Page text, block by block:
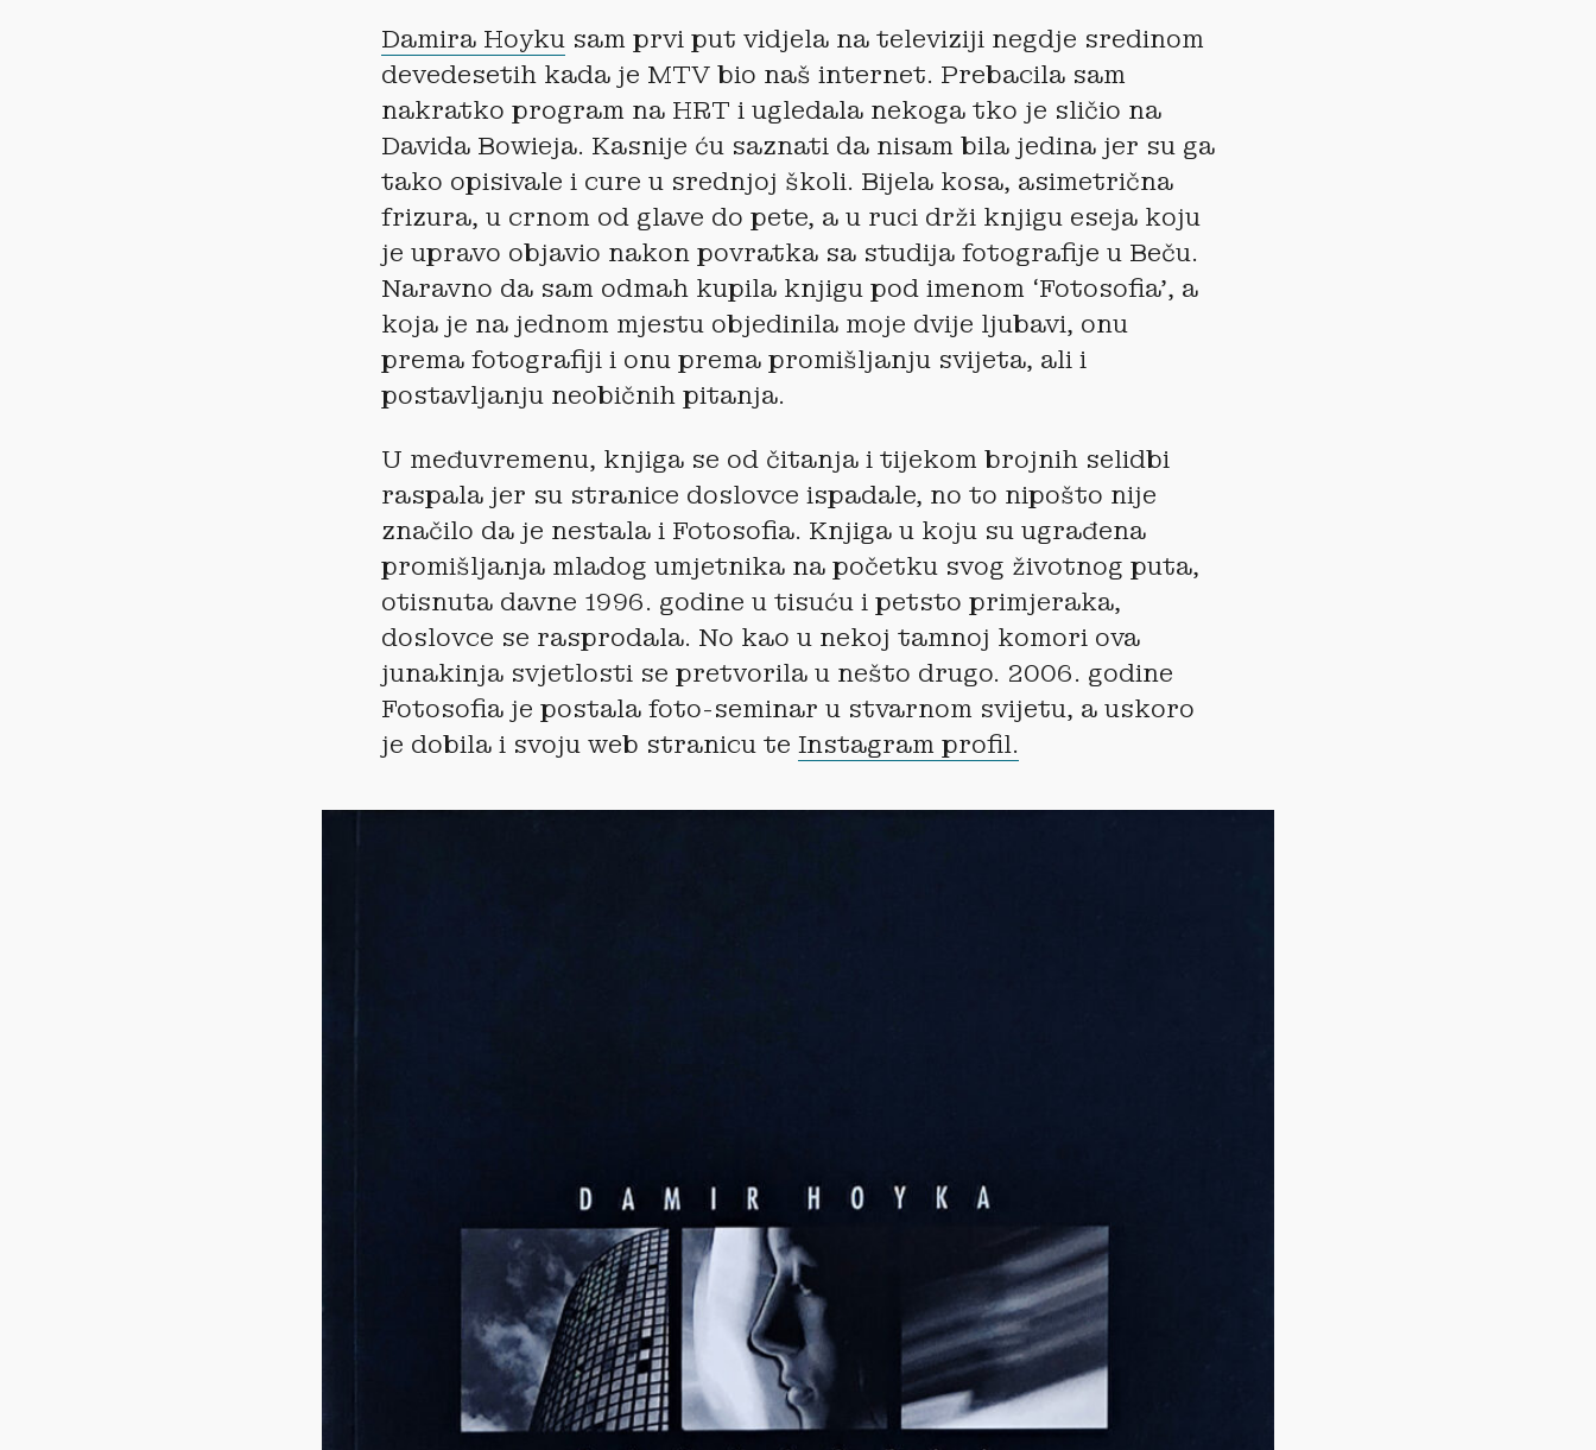
Damira Hoyku sam prvi put vidjela na televiziji negdje sredinom
devedesetih kada je MTV bio naš internet. Prebacila sam
nakratko program na HRT i ugledala nekoga tko je sličio na
Davida Bowieja. Kasnije ću saznati da nisam bila jedina jer su ga
tako opisivale i cure u srednjoj školi. Bijela kosa, asimetrična
frizura, u crnom od glave do pete, a u ruci drži knjigu eseja koju
je upravo objavio nakon povratka sa studija fotografije u Beču.
Naravno da sam odmah kupila knjigu pod imenom ‘Fotosofia’, a
koja je na jednom mjestu objedinila moje dvije ljubavi, onu
prema fotografiji i onu prema promišljanju svijeta, ali i
postavljanju neobičnih pitanja.
U međuvremenu, knjiga se od čitanja i tijekom brojnih selidbi
raspala jer su stranice doslovce ispadale, no to nipošto nije
značilo da je nestala i Fotosofia. Knjiga u koju su ugrađena
promišljanja mladog umjetnika na početku svog životnog puta,
otisnuta davne 1996. godine u tisuću i petsto primjeraka,
doslovce se rasprodala. No kao u nekoj tamnoj komori ova
junakinja svjetlosti se pretvorila u nešto drugo. 2006. godine
Fotosofia je postala foto-seminar u stvarnom svijetu, a uskoro
je dobila i svoju web stranicu te Instagram profil.